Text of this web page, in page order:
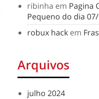
ribinha em Pagina
Pequeno do dia
robux hack em
Arquivos
julho 2024